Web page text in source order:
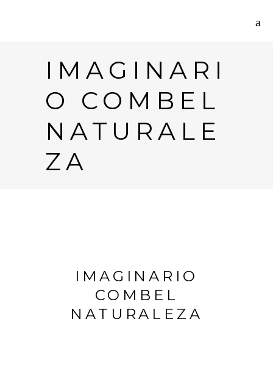
IMAGINARI
O COMBEL
NATURALE
ZA
IMAGINARIO
COMBEL
NATURALEZA